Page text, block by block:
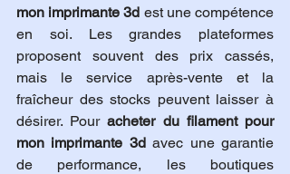
mon imprimante 3d est une compétence
en soi. Les grandes plateformes
proposent souvent des prix cassés,
mais le service après-vente et la
fraîcheur des stocks peuvent laisser à
désirer. Pour acheter du filament pour
mon imprimante 3d avec une garantie
de performance, les boutiques